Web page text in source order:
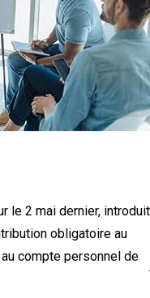
le 2 mai dernier, introduit
obligatoire au
compte personnel de